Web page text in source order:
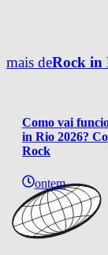
mais deRock in
Como vai
in Rio 2026?
Rock
ontem